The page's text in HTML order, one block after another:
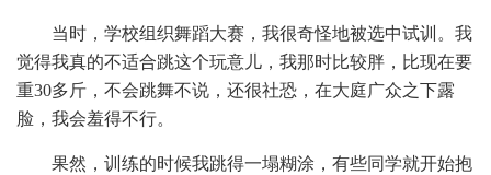
当时，学校组织舞蹈大赛，我很奇怪地被选中试训。我
觉得我真的不适合跳这个玩意儿，我那时比较胖，比现在要
重30多斤，不会跳舞不说，还很社恐，在大庭广众之下露
脸，我会羞得不行。
果然，训练的时候我跳得一塌糊涂，有些同学就开始抱